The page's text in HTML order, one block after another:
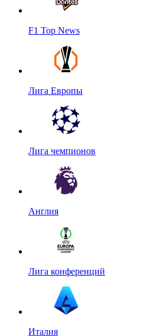
F1 Top News
Лига Европы
Лига чемпионов
Англия
Лига конференций
Италия